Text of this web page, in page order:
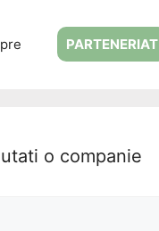
PARTENERIAT
o companie